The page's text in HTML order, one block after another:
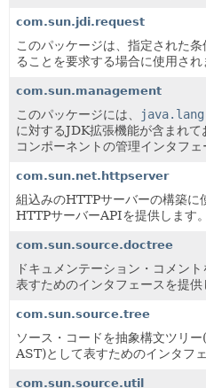
com.sun.jdi.request
このパッケージは、指定された
ることを要求する場合に使用され
com.sun.management
このパッケージには、
に対するJDK拡張機能が含まれ
コンポーネントの管理インタフェ
com.sun.net.httpserver
組込みのHTTPサーバーの構築に
HTTPサーバーAPIを提供します。
com.sun.source.doctree
ドキュメンテーション・コメン
表すためのインタフェースを提供
com.sun.source.tree
ソース・コードを抽象構文ツリ
AST)として表すためのインタフ
com.sun.source.util